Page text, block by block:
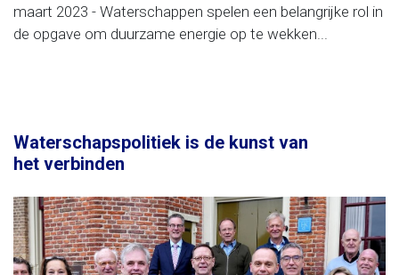
maart 2023 - Waterschappen spelen een belangrijke rol in
de opgave om duurzame energie op te wekken...
Waterschapspolitiek is de kunst van
het verbinden